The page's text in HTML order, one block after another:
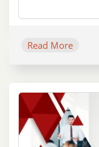
Read More